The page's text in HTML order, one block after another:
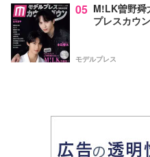
05 M!LK曽野舜
プレスカウ
モデルプレス